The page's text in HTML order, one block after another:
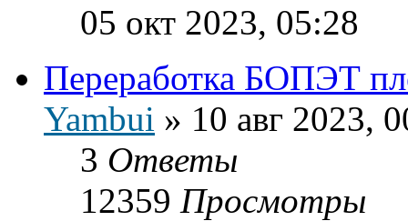
05 окт 2023, 05:28
Переработка БОПЭТ
Yambui » 10 авг 2023,
3 Ответы
12359 Просмотры